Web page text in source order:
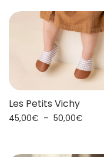
Les Petits Vichy
45,00€ – 50,00€